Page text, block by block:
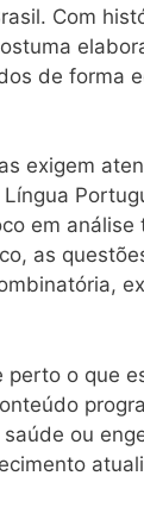
Com
de forma
exigem
em análise
as
o que
ou